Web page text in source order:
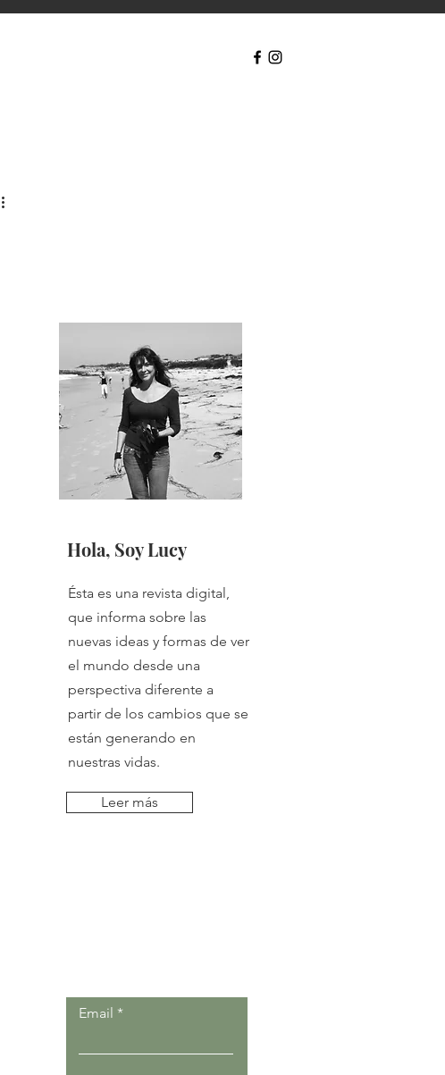
Hola, Soy Lucy
Ésta es una revista digital,
que informa sobre las
nuevas ideas y formas de ver
el mundo desde una
perspectiva diferente a
partir de los cambios que se
están generando en
nuestras vidas.
Leer más
Email